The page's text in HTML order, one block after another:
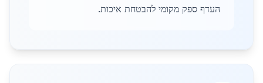
העדף ספק מקומי להבטחת איכות.